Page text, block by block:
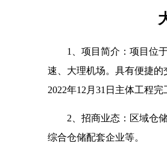
1、项目简介：项目位
速、大理机场。具有便捷的
2022年12月31日主体工程完
2、招商业态：区域仓
综合仓储配套企业等。